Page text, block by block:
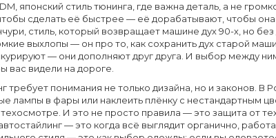
японский стиль тюнинга, где важна деталь, а не
сделать её быстрее — её дорабатывают, чтобы она
стиль, который возвращает машине дух 90-х, но
выхлопы — он про то, как сохранить дух старой
— они дополняют друг друга. И выбор между
вас видели на дороге.
требует понимания не только дизайна, но и законов. В
лампы в фары или наклеить плёнку с нестандартным
техосмотре. И это не просто правила — это защита от
— это когда всё выглядит органично,